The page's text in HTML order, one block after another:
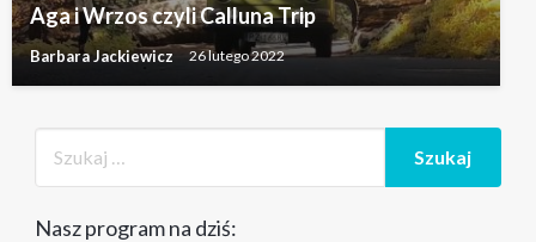
Aga i Wrzos czyli Calluna Trip
Barbara Jackiewicz 26 lutego 2022
Nasz program na dziś: